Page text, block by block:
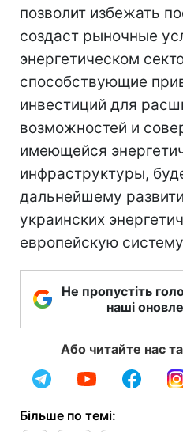
позволит избежать
создаст рыночные
энергетическом
способствующие
инвестиций для
возможностей и
имеющейся
инфраструктуры,
дальнейшему
украинских
европейскую
Не пропустіть
наші
Або читайте нас
Більше по темі: